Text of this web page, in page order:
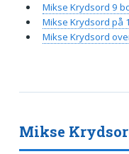
Mikse
Mikse Krydsord 9
Mikse Krydsord på
Mikse Krydsord